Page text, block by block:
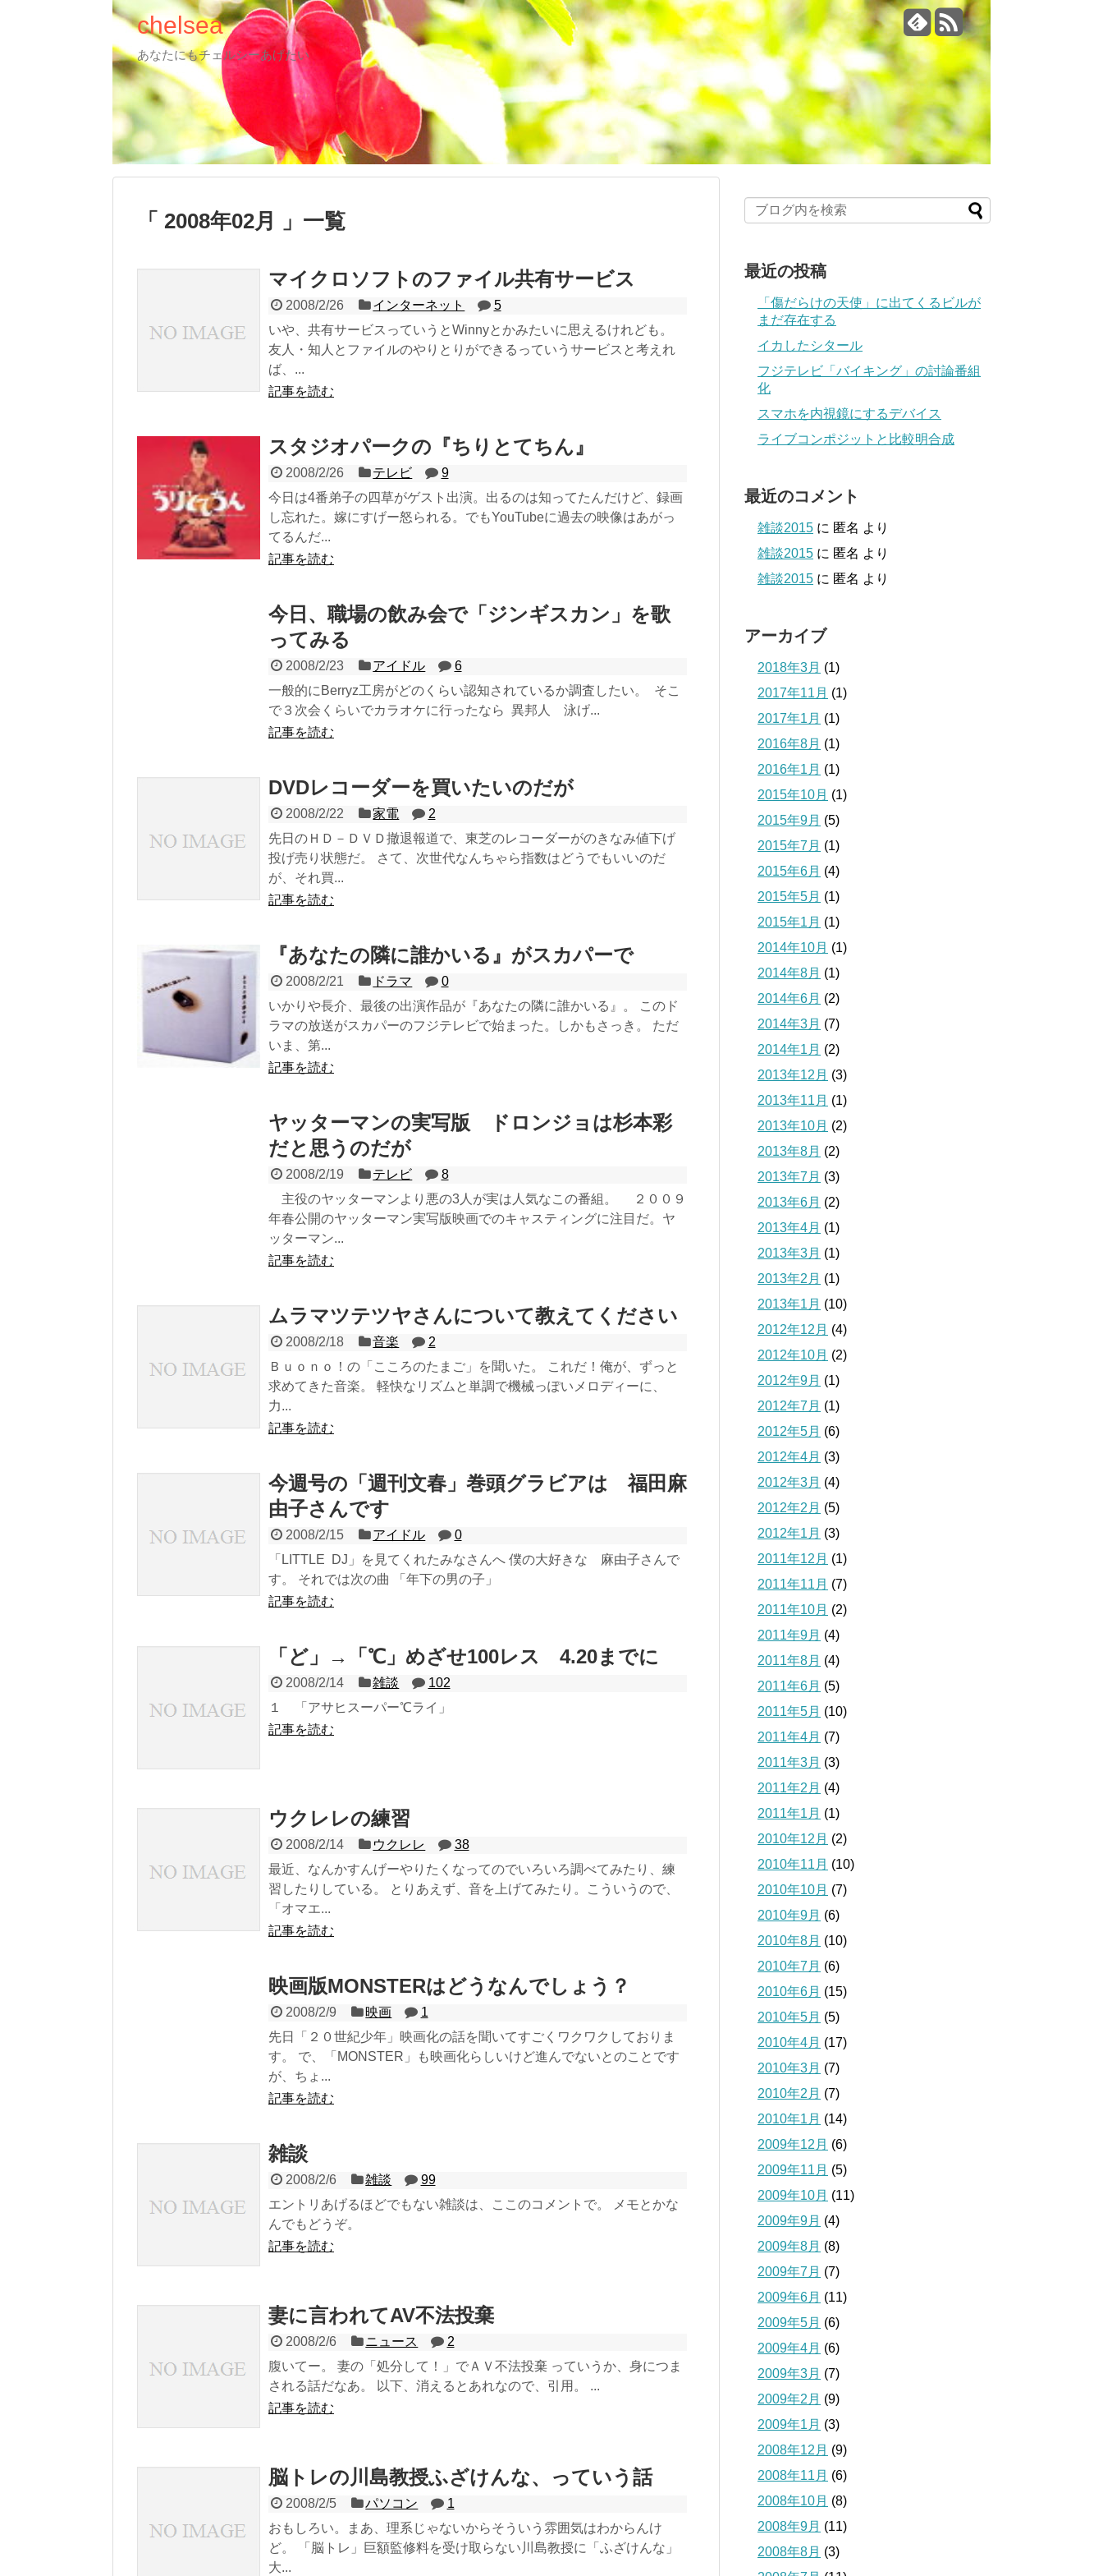
chelsea
あなたにもチェルシーあげたい
2008年02月 一覧
マイクロソフトのファイル共有サービス
2008/2/26 インターネット
5
いや、共有サービスっていうとWinnyとかみたいに思えるけれども。
友人・知人とファイルのやりとりができるっていうサービスと考えれ
ば、...
記事を読む
スタジオパークの『ちりとてちん』
2008/2/26 テレビ
9
今日は4番弟子の四草がゲスト出演。出るのは知ってたんだけど、録画
し忘れた。嫁にすげー怒られる。でもYouTubeに過去の映像はあがっ
てるんだ...
記事を読む
今日、職場の飲み会で「ジンギスカン」を歌
ってみる
2008/2/23 アイドル
6
一般的にBerryz工房がどのくらい認知されているか調査したい。 そこ
で３次会くらいでカラオケに行ったなら 異邦人 泳げ...
記事を読む
DVDレコーダーを買いたいのだが
2008/2/22 家電
2
先日のＨＤ－ＤＶＤ撤退報道で、東芝のレコーダーがのきなみ値下げ
投げ売り状態だ。 さて、次世代なんちゃら指数はどうでもいいのだ
が、それ買...
記事を読む
『あなたの隣に誰かいる』がスカパーで
2008/2/21 ドラマ
0
いかりや長介、最後の出演作品が『あなたの隣に誰かいる』。 このド
ラマの放送がスカパーのフジテレビで始まった。しかもさっき。 ただ
いま、第...
記事を読む
ヤッターマンの実写版 ドロンジョは杉本彩
だと思うのだが
2008/2/19 テレビ
8
主役のヤッターマンより悪の3人が実は人気なこの番組。 ２００９
年春公開のヤッターマン実写版映画でのキャスティングに注目だ。ヤ
ッターマン...
記事を読む
ムラマツテツヤさんについて教えてください
2008/2/18 音楽
2
Ｂｕｏｎｏ！の「こころのたまご」を聞いた。 これだ！俺が、ずっと
求めてきた音楽。 軽快なリズムと単調で機械っぽいメロディーに、
力...
記事を読む
今週号の「週刊文春」巻頭グラビアは 福田麻
由子さんです
2008/2/15 アイドル
0
「LITTLE DJ」を見てくれたみなさんへ 僕の大好きな 麻由子さんで
す。 それでは次の曲 「年下の男の子」
記事を読む
「ど」→「℃」めざせ100レス 4.20までに
2008/2/14 雑談
102
１ 「アサヒスーパー℃ライ」
記事を読む
ウクレレの練習
2008/2/14 ウクレレ
38
最近、なんかすんげーやりたくなってのでいろいろ調べてみたり、練
習したりしている。 とりあえず、音を上げてみたり。こういうので、
「オマエ...
記事を読む
映画版MONSTERはどうなんでしょう？
2008/2/9 映画
1
先日「２０世紀少年」映画化の話を聞いてすごくワクワクしておりま
す。 で、「MONSTER」も映画化らしいけど進んでないとのことです
が、ちょ...
記事を読む
雑談
2008/2/6 雑談
99
エントリあげるほどでもない雑談は、ここのコメントで。 メモとかな
んでもどうぞ。
記事を読む
妻に言われてAV不法投棄
2008/2/6 ニュース
2
腹いてー。 妻の「処分して！」でＡＶ不法投棄 っていうか、身につま
される話だなあ。 以下、消えるとあれなので、引用。 ...
記事を読む
脳トレの川島教授ふざけんな、っていう話
2008/2/5 パソコン
1
おもしろい。まあ、理系じゃないからそういう雰囲気はわからんけ
ど。 「脳トレ」巨額監修料を受け取らない川島教授に「ふざけんな」
大...
最近の投稿
「傷だらけの天使」に出てくるビルが
まだ存在する
イカしたシタール
フジテレビ「バイキング」の討論番組
化
スマホを内視鏡にするデバイス
ライブコンポジットと比較明合成
最近のコメント
雑談2015 に 匿名 より
雑談2015 に 匿名 より
雑談2015 に 匿名 より
アーカイブ
2018年3月 (1)
2017年11月 (1)
2017年1月 (1)
2016年8月 (1)
2016年1月 (1)
2015年10月 (1)
2015年9月 (5)
2015年7月 (1)
2015年6月 (4)
2015年5月 (1)
2015年1月 (1)
2014年10月 (1)
2014年8月 (1)
2014年6月 (2)
2014年3月 (7)
2014年1月 (2)
2013年12月 (3)
2013年11月 (1)
2013年10月 (2)
2013年8月 (2)
2013年7月 (3)
2013年6月 (2)
2013年4月 (1)
2013年3月 (1)
2013年2月 (1)
2013年1月 (10)
2012年12月 (4)
2012年10月 (2)
2012年9月 (1)
2012年7月 (1)
2012年5月 (6)
2012年4月 (3)
2012年3月 (4)
2012年2月 (5)
2012年1月 (3)
2011年12月 (1)
2011年11月 (7)
2011年10月 (2)
2011年9月 (4)
2011年8月 (4)
2011年6月 (5)
2011年5月 (10)
2011年4月 (7)
2011年3月 (3)
2011年2月 (4)
2011年1月 (1)
2010年12月 (2)
2010年11月 (10)
2010年10月 (7)
2010年9月 (6)
2010年8月 (10)
2010年7月 (6)
2010年6月 (15)
2010年5月 (5)
2010年4月 (17)
2010年3月 (7)
2010年2月 (7)
2010年1月 (14)
2009年12月 (6)
2009年11月 (5)
2009年10月 (11)
2009年9月 (4)
2009年8月 (8)
2009年7月 (7)
2009年6月 (11)
2009年5月 (6)
2009年4月 (6)
2009年3月 (7)
2009年2月 (9)
2009年1月 (3)
2008年12月 (9)
2008年11月 (6)
2008年10月 (8)
2008年9月 (11)
2008年8月 (3)